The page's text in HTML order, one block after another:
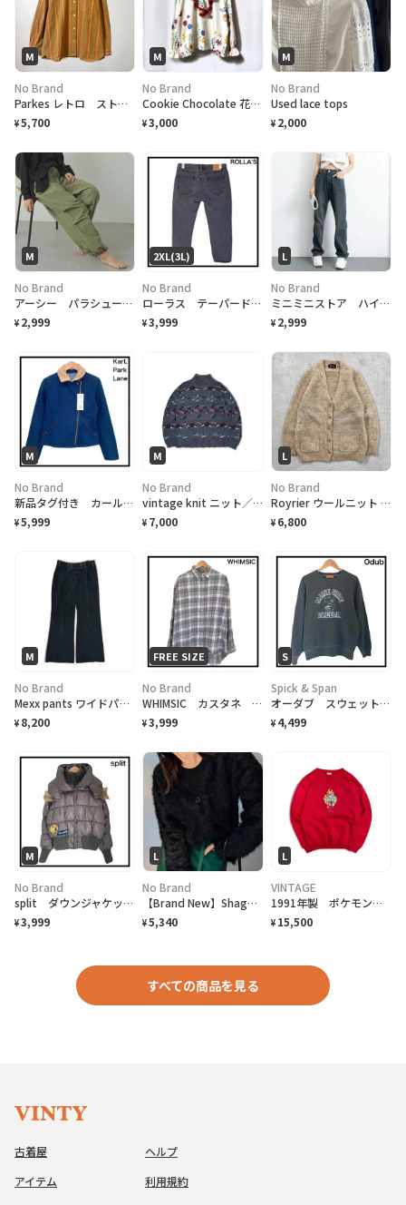
M
No Brand
Parkes レトロ ストライプシャツ
¥5,700
M
No Brand
Cookie Chocolate 花柄ブラウス
¥3,000
M
No Brand
Used lace tops
¥ 2,000
M
No Brand
アーシー パラシュートパンツ 撥水性 カーキ ユニセックス カジュアル カーゴ
¥ 2,999
2XL(3L)
No Brand
ローラス テーパード ブラックデニムパンツ レディース フェード感 切りっぱなし
¥3,999
L
No Brand
ミニミニストア ハイウエスト ワイド デニムパンツ 韓国 ヴィンテージ風 L
¥ 2,999
M
No Brand
新品タグ付き カールパークレーン デニムジャケット カバーオール レディース
¥5,999
M
No Brand
vintage knit ニット／セーター
¥ 7,000
L
No Brand
Royrier ウールニット カーディガン レディースL メンズM相当
¥ 6,800
M
No Brand
Mexx pants ワイドパンツ フレア レディース
¥ 8,200
FREE SIZE
No Brand
WHIMSIC カスタネ オンブレチェックシャツ ユニセックス 長袖 コットン
¥3,999
S
Spick & Span
オーダブ スウェット トレーナー スミクロ レディース 長袖 デカロゴ 36
¥ 4,499
M
No Brand
split ダウンジャケット 中綿 パッチ 刺繍 カーキ レディース ファー
¥3,999
L
No Brand
【Brand New】Shaggy knit cardigan/black
¥5,340
L
VINTAGE
1991年製 ポケモン トレーナー/スウェット 赤 L/XL NINTENDOオフィシャル アニメ
¥ 15,500
すべての商品を見る
古着屋
アイテム
ヘルプ
利用規約